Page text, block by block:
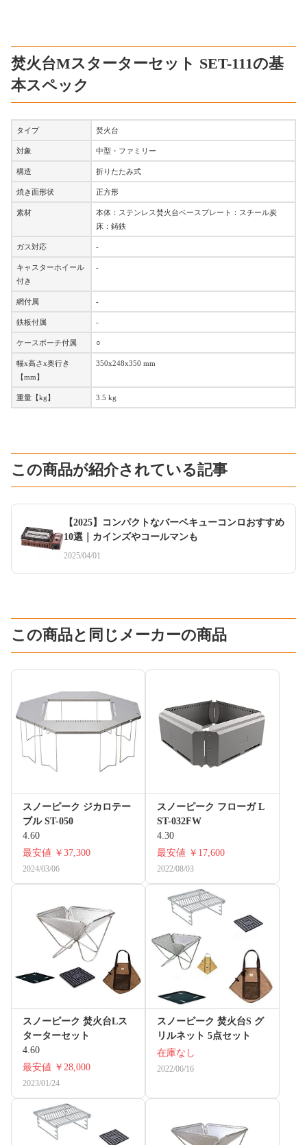
焚火台Mスターターセット SET-111の基
本スペック
タイプ 焚火台
対象 中型・ファミリー
構造 折りたたみ式
焼き面形状 正方形
素材
本体：ステンレス焚火台ベースプレート：スチール炭
床：鋳鉄
ガス対応 -
キャスターホイール
付き
-
網付属 -
鉄板付属 -
ケースポーチ付属 ○
幅x高さx奥行き
【mm】
350x248x350 mm
重量【kg】 3.5 kg
この商品が紹介されている記事
【2025】コンパクトなバーベキューコンロおすすめ
10選｜カインズやコールマンも
2025/04/01
この商品と同じメーカーの商品
スノーピーク ジカロテー
ブル ST-050
4.60
最安値 ￥37,300
2024/03/06
スノーピーク フローガ L
ST-032FW
4.30
最安値 ￥17,600
2022/08/03
スノーピーク 焚火台Lス
ターターセット
4.60
最安値 ￥28,000
2023/01/24
スノーピーク 焚火台S グ
リルネット 5点セット
在庫なし
2022/06/16